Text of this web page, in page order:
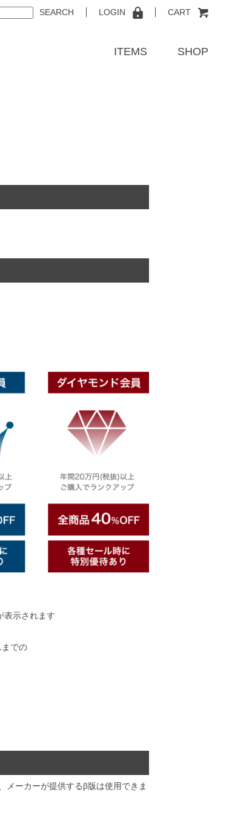
CART
LOGIN
SEARCH
SHOP
ITEMS
表示されます
での
ーカーが提供するβ版は使用できま